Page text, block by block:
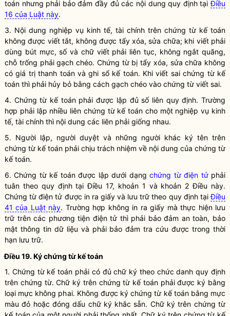
toán nhưng phải bảo đảm đầy đủ các nội dung quy định tạiĐiều
16 của Luật này.
3. Nội dung nghiệp vụ kinh tế, tài chính trên chứng từ kế toán
không được viết tắt, không được tẩy xóa, sửa chữa; khi viết phải
dùng bút mực, số và chữ viết phải liên tục, không ngắt quãng,
chỗ trống phải gạch chéo. Chứng từ bị tẩy xóa, sửa chữa không
có giá trị thanh toán và ghi sổ kế toán. Khi viết saichứng từ kế
toán thì phải hủy bỏ bằng cách gạch chéo vào chứng từ viết sai.
4. Chứng từ kế toánphải được lập đủ số liên quy định. Trường
hợp phải lập nhiều liên chứng từ kế toán cho một nghiệp vụ kinh
tế, tài chính thì nội dung các liên phải giống nhau.
5. Người lập, người duyệt và những người khác ký tên trên
chứng từ kế toán phải chịu trách nhiệm về nội dung của chứng từ
kế toán.
6.Chứng từ kế toánđược lập dưới dạngchứng từ điện tửphải
tuân theo quy định tại Điều 17, khoản 1 và khoản 2 Điều này.
Chứng từ điện tử được in ra giấy và lưu trữ theo quy định tạiĐiều
41 của Luật này. Trường hợp không in ra giấy mà thực hiện lưu
trữ trên các phương tiện điện tử thì phải bảo đảm an toàn, bảo
mật thông tin dữ liệu và phải bảo đảm tra cứu được trong thời
hạn lưu trữ.
Điều 19. Kýchứng từ kế toán
1. Chứng từ kế toán phải có đủ chữ ký theo chức danh quy định
trên chứng từ. Chữ ký trên chứng từ kế toánphải được ký bằng
loại mực không phai. Không được kýchứng từ kế toánbằng mực
màu đỏ hoặc đóng dấu chữ ký khắc sẵn. Chữ ký trên chứng từ